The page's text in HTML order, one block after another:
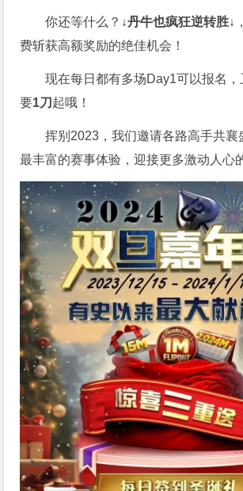
你还等什么？ ↓丹牛也疯狂逆转胜↓
费斩获高额奖励的绝佳机会！
现在每日都有多场Day1可以报名，
要1刀 起哦！
挥别2023，我们邀请各路高手共襄
最丰富的赛事体验，迎接更多激动人心